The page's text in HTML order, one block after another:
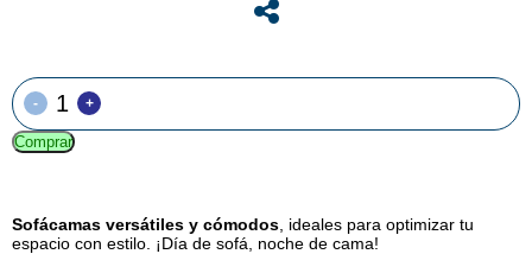
- +
Comprar
Sofácamas versátiles y cómodos , ideales para optimizar tu
espacio con estilo. ¡Día de sofá, noche de cama!